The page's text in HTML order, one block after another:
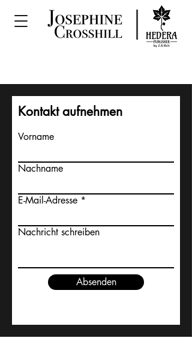
Kontakt aufnehmen
Vorname
Nachname
E-Mail-Adresse
Nachricht schreiben
Absenden